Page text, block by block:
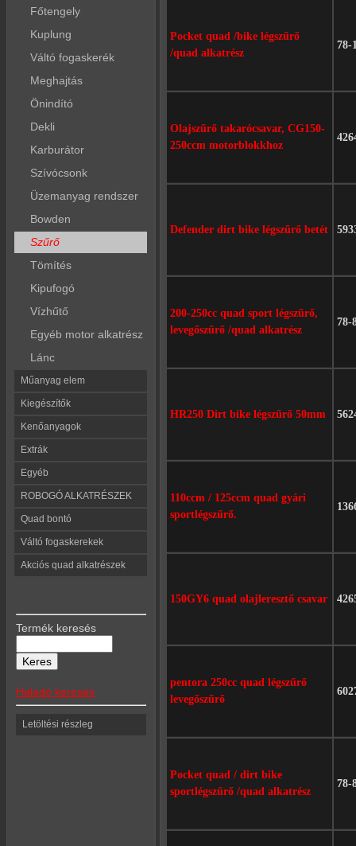
Főtengely
Kuplung
Váltó fogaskerék
Meghajtás
Önindító
Dekli
Karburátor
Szívócsonk
Üzemanyag rendszer
Bowden
Szűrő
Tömítés
Kipufogó
Vízhűtő
Egyéb motor alkatrész
Lánc
Műanyag elem
Kiegészítők
Kenőanyagok
Extrák
Egyéb
ROBOGÓ ALKATRÉSZEK
Quad bontó
Váltó fogaskerekek
Akciós quad alkatrészek
Termék keresés
Haladó keresés
Letöltési részleg
Pocket quad /bike légszűrő
/quad alkatrész
78-
Olajszűrő takarócsavar, CG150-
250ccm motorblokkhoz
Defender dirt bike légszűrő betét
200-250cc quad sport légszűrő,
levegőszűrő /quad alkatrész
78-
HR250 Dirt bike légszűrő 50mm
110ccm / 125ccm quad gyári
sportlégszűrő.
150GY6 quad olajleresztő csavar
pentora 250cc quad légszűrő
levegőszűrő
Pocket quad / dirt bike
sportlégszűrő /quad alkatrész
78-